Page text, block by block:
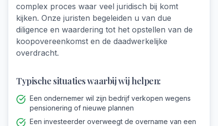
complex proces waar veel juridisch bij komt
kijken. Onze juristen begeleiden u van due
diligence en waardering tot het opstellen van de
koopovereenkomst en de daadwerkelijke
overdracht.
Typische situaties waarbij wij helpen:
Een ondernemer wil zijn bedrijf verkopen wegens
pensionering of nieuwe plannen
Een investeerder overweegt de overname van een